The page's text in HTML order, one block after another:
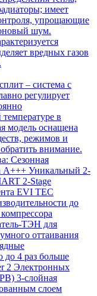
имеет
упрощающие
шум.
вредных газов
– система с
регулирует
в
модель оснащена
режимов и
внимание.
Сезонная
А+++ Уникальный 2-
2-Stage
EVI TEC
до
ТЭН для
оттаивания
4 раз больше
2 Электронных
3-слойная
слоем